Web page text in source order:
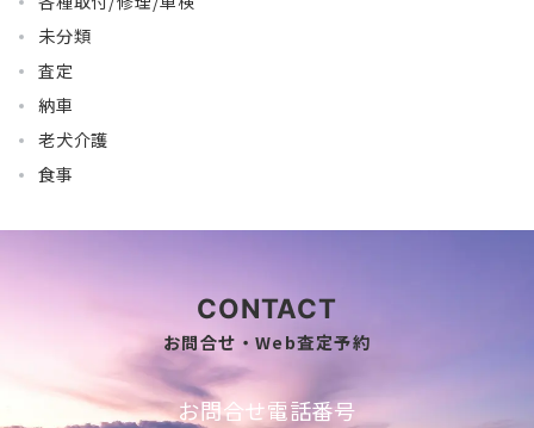
未分類
査定
納車
老犬介護
食事
CONTACT
お問合せ・Web査定予約
お問合せ電話番号